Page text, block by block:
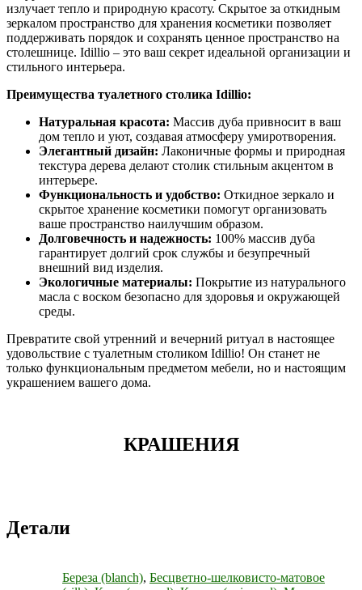
излучает тепло и природную красоту. Скрытое за откидным
зеркалом пространство для хранения косметики позволяет
поддерживать порядок и сохранять ценное пространство на
столешнице. Idillio – это ваш секрет идеальной организации и
стильного интерьера.
Преимущества туалетного столика Idillio:
Натуральная красота: Массив дуба привносит в ваш
дом тепло и уют, создавая атмосферу умиротворения.
Элегантный дизайн: Лаконичные формы и природная
текстура дерева делают столик стильным акцентом в
интерьере.
Функциональность и удобство: Откидное зеркало и
скрытое хранение косметики помогут организовать
ваше пространство наилучшим образом.
Долговечность и надежность: 100% массив дуба
гарантирует долгий срок службы и безупречный
внешний вид изделия.
Экологичные материалы: Покрытие из натурального
масла с воском безопасно для здоровья и окружающей
среды.
Превратите свой утренний и вечерний ритуал в настоящее
удовольствие с туалетным столиком Idillio! Он станет не
только функциональным предметом мебели, но и настоящим
украшением вашего дома.
КРАШЕНИЯ
Детали
Береза (blanch), Бесцветно-шелковисто-матовое